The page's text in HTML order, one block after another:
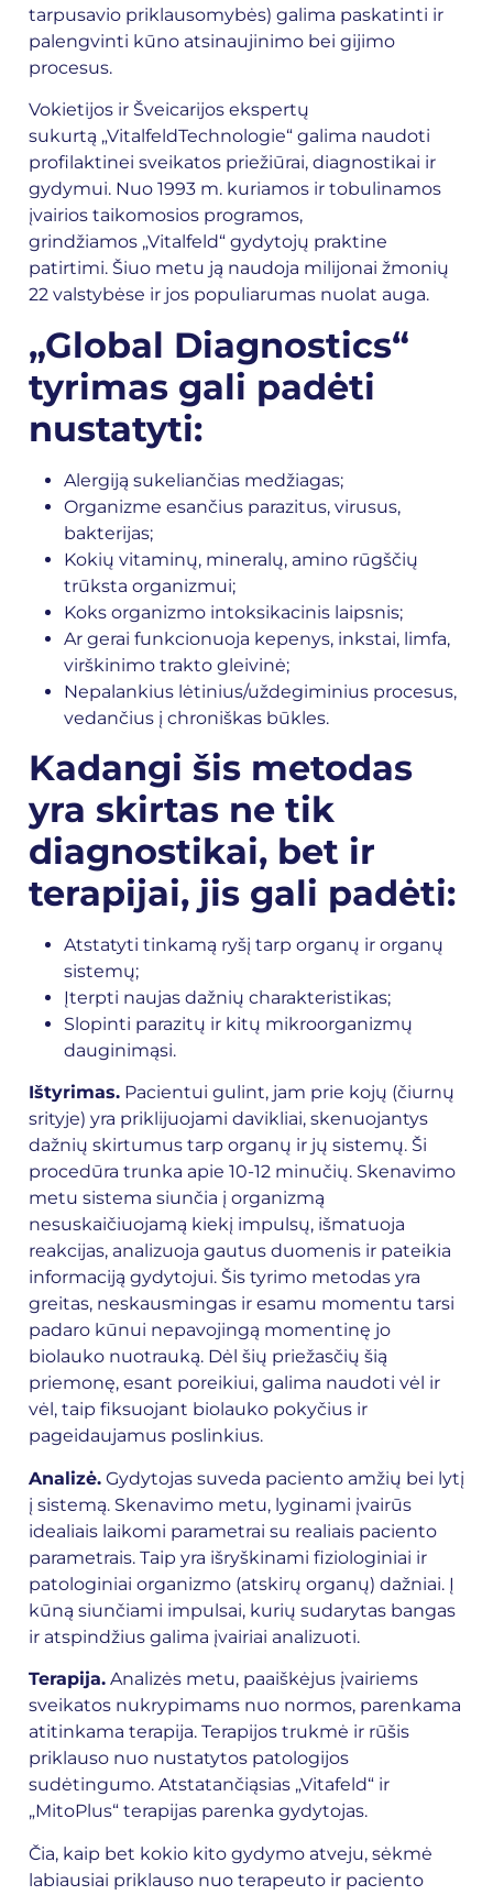
tarpusavio priklausomybės) galima paskatinti ir
palengvinti kūno atsinaujinimo bei gijimo
procesus.
Vokietijos ir Šveicarijos ekspertų
sukurtą „VitalfeldTechnologie“ galima naudoti
profilaktinei sveikatos priežiūrai, diagnostikai ir
gydymui. Nuo 1993 m. kuriamos ir tobulinamos
įvairios taikomosios programos,
grindžiamos „Vitalfeld“ gydytojų praktine
patirtimi. Šiuo metu ją naudoja milijonai žmonių
22 valstybėse ir jos populiarumas nuolat auga.
„Global Diagnostics“
tyrimas gali padėti
nustatyti:
Alergiją sukeliančias medžiagas;
Organizme esančius parazitus, virusus,
bakterijas;
Kokių vitaminų, mineralų, amino rūgščių
trūksta organizmui;
Koks organizmo intoksikacinis laipsnis;
Ar gerai funkcionuoja kepenys, inkstai, limfa,
virškinimo trakto gleivinė;
Nepalankius lėtinius/uždegiminius procesus,
vedančius į chroniškas būkles.
Kadangi šis metodas
yra skirtas ne tik
diagnostikai, bet ir
terapijai, jis gali padėti:
Atstatyti tinkamą ryšį tarp organų ir organų
sistemų;
Įterpti naujas dažnių charakteristikas;
Slopinti parazitų ir kitų mikroorganizmų
dauginimąsi.
Ištyrimas. Pacientui gulint, jam prie kojų (čiurnų
srityje) yra priklijuojami davikliai, skenuojantys
dažnių skirtumus tarp organų ir jų sistemų. Ši
procedūra trunka apie 10-12 minučių. Skenavimo
metu sistema siunčia į organizmą
nesuskaičiuojamą kiekį impulsų, išmatuoja
reakcijas, analizuoja gautus duomenis ir pateikia
informaciją gydytojui. Šis tyrimo metodas yra
greitas, neskausmingas ir esamu momentu tarsi
padaro kūnui nepavojingą momentinę jo
biolauko nuotrauką. Dėl šių priežasčių šią
priemonę, esant poreikiui, galima naudoti vėl ir
vėl, taip fiksuojant biolauko pokyčius ir
pageidaujamus poslinkius.
Analizė. Gydytojas suveda paciento amžių bei lytį
į sistemą. Skenavimo metu, lyginami įvairūs
idealiais laikomi parametrai su realiais paciento
parametrais. Taip yra išryškinami fiziologiniai ir
patologiniai organizmo (atskirų organų) dažniai. Į
kūną siunčiami impulsai, kurių sudarytas bangas
ir atspindžius galima įvairiai analizuoti.
Terapija. Analizės metu, paaiškėjus įvairiems
sveikatos nukrypimams nuo normos, parenkama
atitinkama terapija. Terapijos trukmė ir rūšis
priklauso nuo nustatytos patologijos
sudėtingumo. Atstatančiąsias „Vitafeld“ ir
„MitoPlus“ terapijas parenka gydytojas.
Čia, kaip bet kokio kito gydymo atveju, sėkmė
labiausiai priklauso nuo terapeuto ir paciento